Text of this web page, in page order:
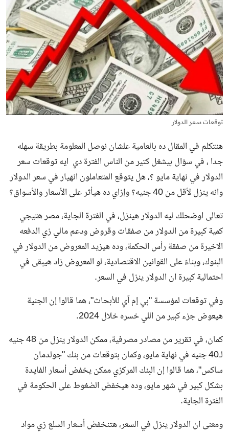
توقعات سعر الدولار
هنتكلم في المقال ده بالعامية علشان نوصل المعلومة بطريقة سهله
جدا ، في سؤال بيشغل كتير من الناس الفترة دي ايه توقعات سعر
الدولار في نهاية مايو ؟، هل يتوقع المتعاملون انهيار في سعر الدولار
وانه ينزل لأقل من 40 جنيه؟ وإزاي ده هيأثر على الأسعار والأسواق؟
تعالى اوضحلك ليه الدولار هينزل، في الفترة الجاية، مصر هتيجي
كمية كبيرة من الدولار من صفقات وقروض ودعم مالي زي الدفعه
الاخيرة من صفقة رأس الحكمة، وده هيزيد المعروض من الدولار في
البنوك، وبناءً على القوانين الاقتصادية، لو المعروض زاد هيبقى في
احتمالية كبيرة ان الدولار ينزل في السعر.
وفي توقعات لمؤسسة "بي إم آي للأبحاث"، هما قالوا إن الجنية
هيعوض جزء كبير من اللي خسره خلال 2024.
كمان، في تقرير من مصادر مصرفية، ممكن الدولار ينزل من 48 جنيه
لـ40 جنيه في نهاية مايو، وكمان بتوقعات من بنك "جولدمان
ساكس"، هما قالوا إن البنك المركزي ممكن يخفض أسعار الفايدة
بشكل كبير في شهر مايو، وده هيخفض الضغوط على الحكومة في
الفترة الجاية.
ومعنى ان الدولار ينزل في السعر، هتنخفض أسعار السلع زي مواد